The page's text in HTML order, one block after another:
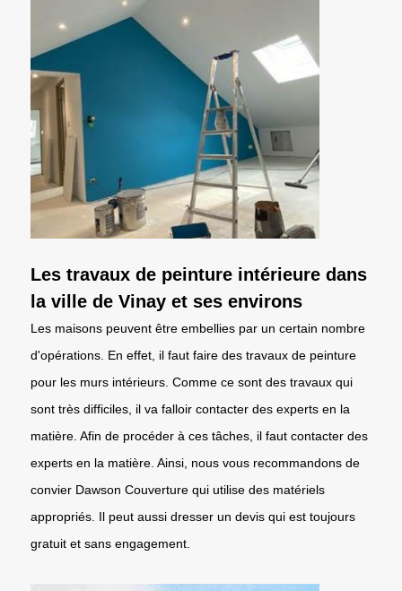
Les travaux de peinture intérieure dans
la ville de Vinay et ses environs
Les maisons peuvent être embellies par un certain nombre
d'opérations. En effet, il faut faire des travaux de peinture
pour les murs intérieurs. Comme ce sont des travaux qui
sont très difficiles, il va falloir contacter des experts en la
matière. Afin de procéder à ces tâches, il faut contacter des
experts en la matière. Ainsi, nous vous recommandons de
convier Dawson Couverture qui utilise des matériels
appropriés. Il peut aussi dresser un devis qui est toujours
gratuit et sans engagement.